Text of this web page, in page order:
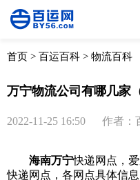
全部 物流资讯
取消
首页 > 百运百科 > 物流百科
万宁物流公司有哪几家
2022-11-25 16:50 作者：
海南万宁快递网点，
快递网点，各网点具体信